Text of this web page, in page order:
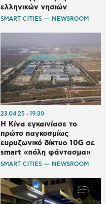
ελληνικών νησιών
SMART CITIES — NEWSROOM
23.04.25 19:30
Η Κίνα εγκαινίασε το
πρώτο παγκοσμίως
ευρυζωνικό δίκτυο 10G σε
smart «πόλη φάντασμα»
SMART CITIES — NEWSROOM